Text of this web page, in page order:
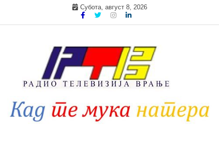
Субота, август 8, 2026